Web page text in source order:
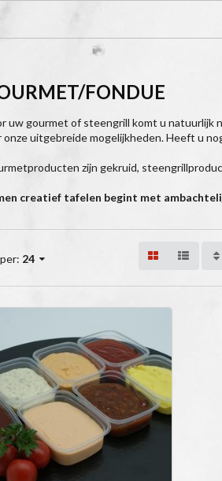
FONDUE
uw gourmet of steengrill komt u natuurlijk
onze uitgebreide mogelijkheden. Heeft u
zijn gekruid,
creatief tafelen begint met
24